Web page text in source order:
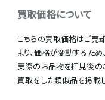
買取価格について
こちらの買取価格はご売
より、価格が変動するため
実際のお品物を拝見後の
買取をした類似品を掲載